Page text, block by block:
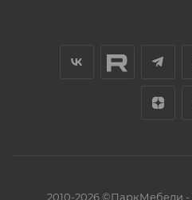
2010-2026 ©ПаркМебели -